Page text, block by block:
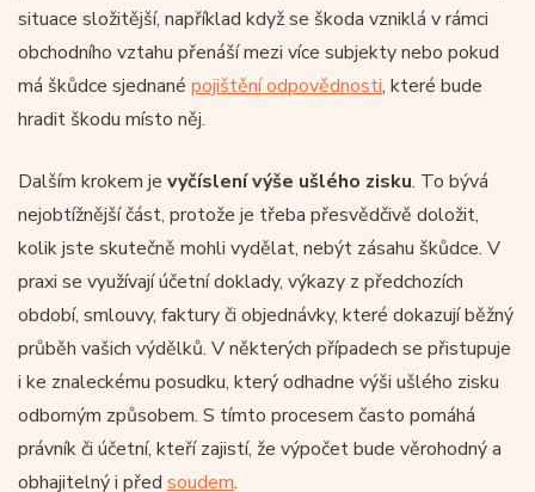
situace složitější, například když se škoda vzniklá v rámci
obchodního vztahu přenáší mezi více subjekty nebo pokud
má škůdce sjednané pojištění odpovědnosti, které bude
hradit škodu místo něj.
Dalším krokem je vyčíslení výše ušlého zisku. To bývá
nejobtížnější část, protože je třeba přesvědčivě doložit,
kolik jste skutečně mohli vydělat, nebýt zásahu škůdce. V
praxi se využívají účetní doklady, výkazy z předchozích
období, smlouvy, faktury či objednávky, které dokazují běžný
průběh vašich výdělků. V některých případech se přistupuje
i ke znaleckému posudku, který odhadne výši ušlého zisku
odborným způsobem. S tímto procesem často pomáhá
právník či účetní, kteří zajistí, že výpočet bude věrohodný a
obhajitelný i před soudem.